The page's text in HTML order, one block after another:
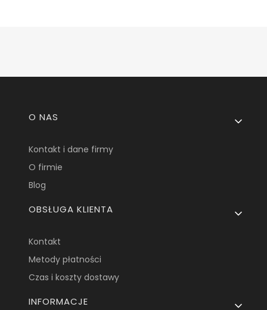
Linki w stopce
O NAS
Kontakt i dane firmy
O firmie
Blog
OBSŁUGA KLIENTA
Kontakt
Metody płatności
Czas i koszty dostawy
INFORMACJE